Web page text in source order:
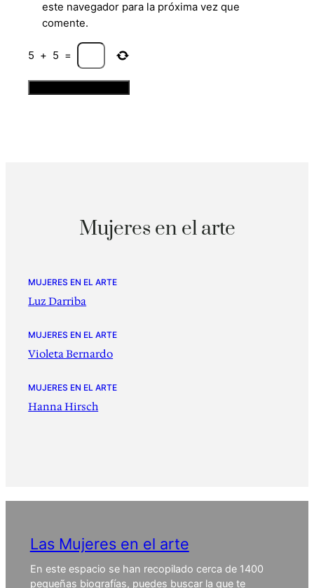
este navegador para la próxima vez que
comente.
5 + 5 =
Mujeres en el arte
MUJERES EN EL ARTE
Luz Darriba
MUJERES EN EL ARTE
Violeta Bernardo
MUJERES EN EL ARTE
Hanna Hirsch
Las Mujeres en el arte
En este espacio se han recopilado cerca de 1400
pequeñas biografías, puedes buscar la que te